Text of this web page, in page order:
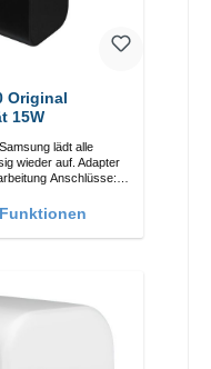
Original
15W
lädt alle
wieder auf. Adapter